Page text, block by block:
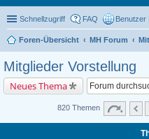
Schnellzugriff FAQ Benutzer
Foren-Übersicht MH Forum
Mitglieder Vorstellung
Neues Thema
820 Themen